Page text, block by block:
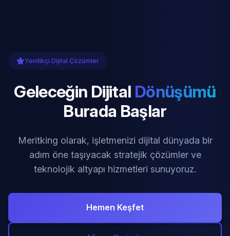
Yenilikçi Dijital Çözümler
Geleceğin Dijital Dönüşümü
Burada Başlar
Meritking olarak, işletmenizi dijital dünyada bir
adım öne taşıyacak stratejik çözümler ve
teknolojik altyapı hizmetleri sunuyoruz.
Hemen Keşfet